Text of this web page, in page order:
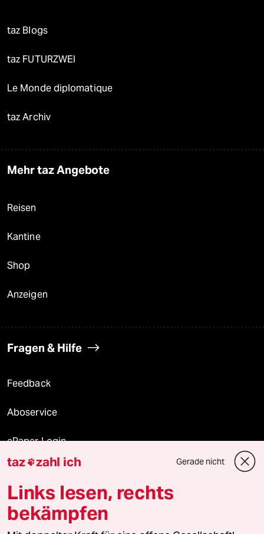
taz Blogs
taz FUTURZWEI
Le Monde diplomatique
taz Archiv
Mehr taz Angebote
Reisen
Kantine
Shop
Anzeigen
Fragen & Hilfe
Feedback
Aboservice
ePaper Login
Downloads für Abonnierende
© 2026 taz Verlags und Vertriebs GmbH
taz zahl ich Gerade nicht
Links lesen, rechts
bekämpfen